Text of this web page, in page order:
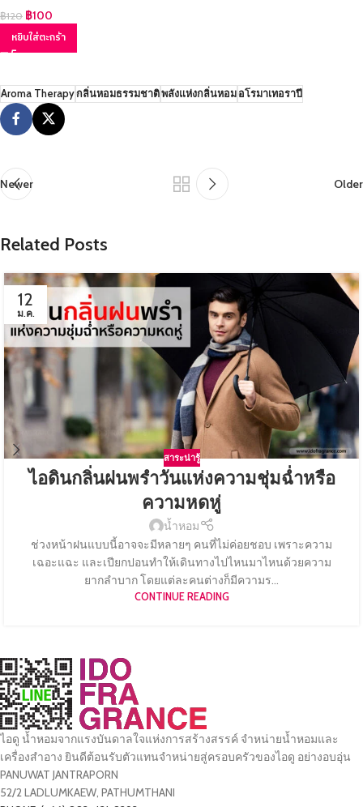
฿120 ฿100
หยิบใส่ตะกร้า
Aroma Therapyกลิ่นหอมธรรมชาติพลังแห่งกลิ่นหอมอโรมาเทอราปี
Newer Older
Related Posts
12
ม.ค.
สาระน่ารู้
ไอดินกลิ่นฝนพรำวันแห่งความชุ่มฉ่ำหรือ
ความหดหู่
น้ำหอม
ช่วงหน้าฝนแบบนี้อาจจะมีหลายๆ คนที่ไม่ค่อยชอบ เพราะความ
เฉอะแฉะ และเปียกปอนทำให้เดินทางไปไหนมาไหนด้วยความ
ยากลำบาก โดยแต่ละคนต่างก็มีความร...
CONTINUE READING
ไอดู น้ำหอมจากแรงบันดาลใจแห่งการสร้างสรรค์ จำหน่ายน้ำหอมและ
เครื่องสำอาง ยินดีต้อนรับตัวแทนจำหน่ายสู่ครอบครัวของไอดู อย่างอบอุ่น
PANUWAT JANTRAPORN
52/2 LADLUMKAEW, PATHUMTHANI